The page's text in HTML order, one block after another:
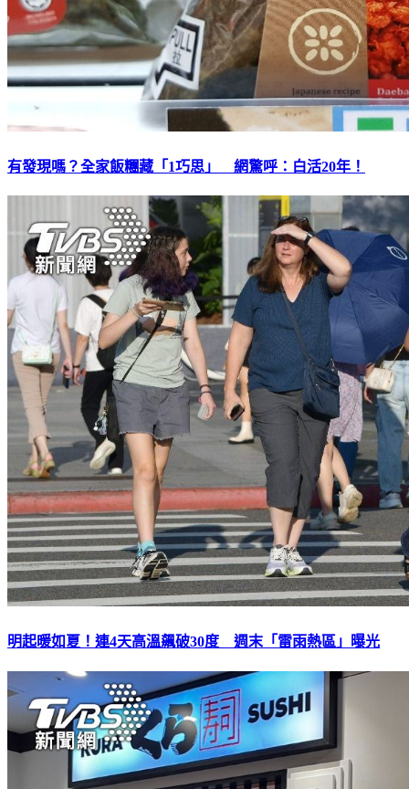
有發現嗎？全家飯糰藏「1巧思」 網驚呼：白活20年！
明起暖如夏！連4天高溫飆破30度 週末「雷雨熱區」曝光